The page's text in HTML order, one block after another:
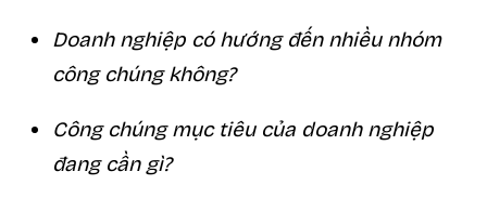
Doanh nghiệp có hướng đến nhiều nhóm
công chúng không?
Công chúng mục tiêu của doanh nghiệp
đang cần gì?